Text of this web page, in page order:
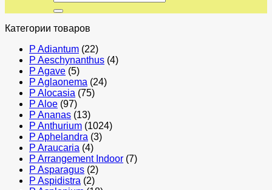
Категории товаров
P Adiantum (22)
P Aeschynanthus (4)
P Agave (5)
P Aglaonema (24)
P Alocasia (75)
P Aloe (97)
P Ananas (13)
P Anthurium (1024)
P Aphelandra (3)
P Araucaria (4)
P Arrangement Indoor (7)
P Asparagus (2)
P Aspidistra (2)